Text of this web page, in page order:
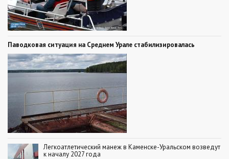
Паводковая ситуация на Среднем Урале стабилизировалась
Легкоатлетический манеж в Каменске-Уральском возведут
к началу 2027 года